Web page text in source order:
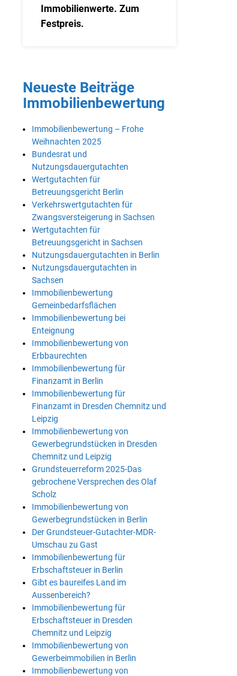
Immobilienwerte. Zum
Festpreis.
Neueste Beiträge
Immobilienbewertung
Immobilienbewertung – Frohe
Weihnachten 2025
Bundesrat und
Nutzungsdauergutachten
Wertgutachten für
Betreuungsgericht Berlin
Verkehrswertgutachten für
Zwangsversteigerung in Sachsen
Wertgutachten für
Betreuungsgericht in Sachsen
Nutzungsdauergutachten in Berlin
Nutzungsdauergutachten in
Sachsen
Immobilienbewertung
Gemeinbedarfsflächen
Immobilienbewertung bei
Enteignung
Immobilienbewertung von
Erbbaurechten
Immobilienbewertung für
Finanzamt in Berlin
Immobilienbewertung für
Finanzamt in Dresden Chemnitz und
Leipzig
Immobilienbewertung von
Gewerbegrundstücken in Dresden
Chemnitz und Leipzig
Grundsteuerreform 2025-Das
gebrochene Versprechen des Olaf
Scholz
Immobilienbewertung von
Gewerbegrundstücken in Berlin
Der Grundsteuer-Gutachter-MDR-
Umschau zu Gast
Immobilienbewertung für
Erbschaftsteuer in Berlin
Gibt es baureifes Land im
Aussenbereich?
Immobilienbewertung für
Erbschaftsteuer in Dresden
Chemnitz und Leipzig
Immobilienbewertung von
Gewerbeimmobilien in Berlin
Immobilienbewertung von